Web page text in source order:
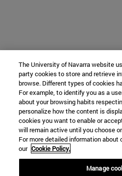
The University of Navarra website
party cookies to store and retrieve
browse. Different types of cookies
For example, to identify you as a
about your browsing habits
personalize how the content is
cookies you want to enable or
will remain active until you choose
For more detailed information about
our Cookie Policy.
Manage